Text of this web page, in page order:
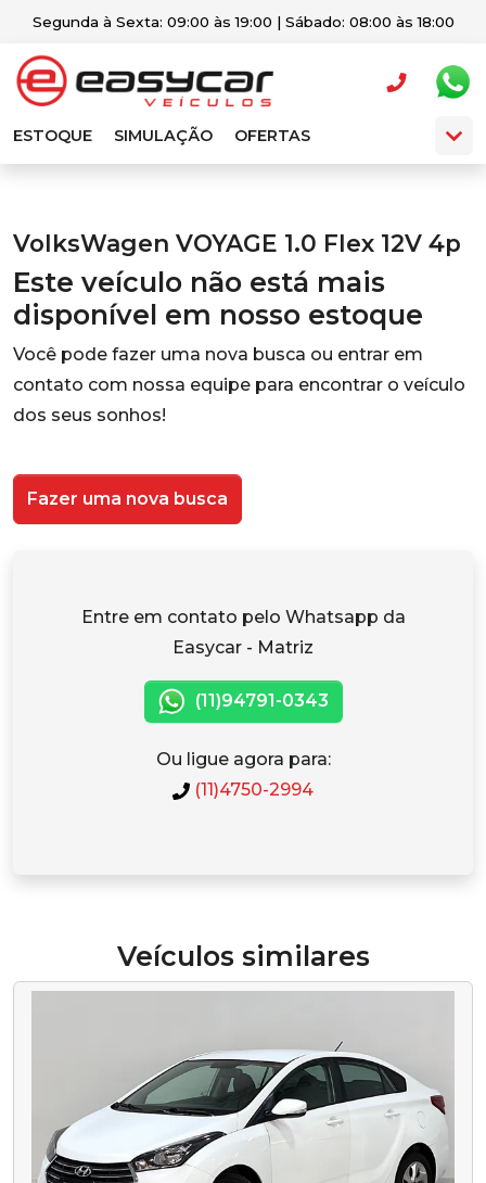
Segunda à Sexta: 09:00 às 19:00 | Sábado: 08:00 às 18:00
ESTOQUE SIMULAÇÃO OFERTAS
VolksWagen VOYAGE 1.0 Flex 12V 4p
Este veículo não está mais
disponível em nosso estoque
Você pode fazer uma nova busca ou entrar em
contato com nossa equipe para encontrar o veículo
dos seus sonhos!
Fazer uma nova busca
Entre em contato pelo Whatsapp da
Easycar - Matriz
(11)94791-0343
Ou ligue agora para:
(11)4750-2994
Veículos similares